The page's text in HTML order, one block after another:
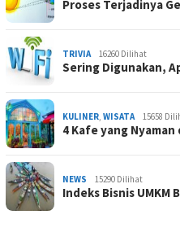
Proses Terjadinya
TRIVIA 16260 Dilihat
Sering Digunakan,
KULINER WISATA 15658
4 Kafe yang
NEWS 15290 Dilihat
Indeks Bisnis UMKM